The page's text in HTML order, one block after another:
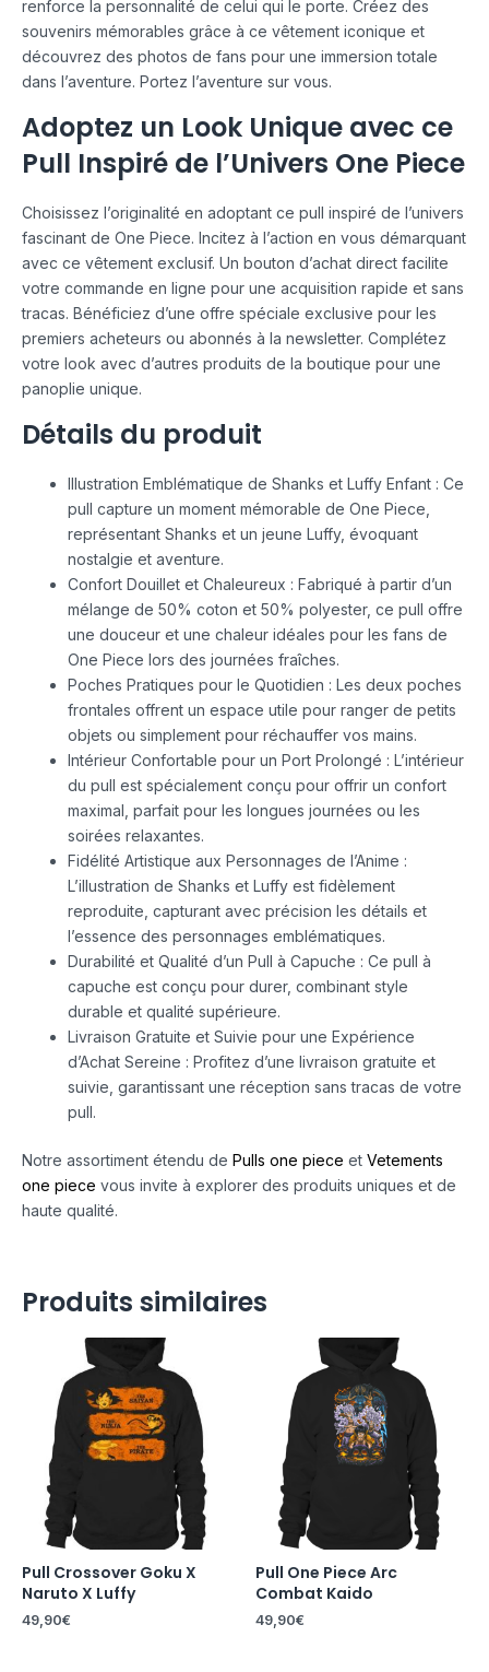
renforce la personnalité de celui qui le porte. Créez des
souvenirs mémorables grâce à ce vêtement iconique et
découvrez des photos de fans pour une immersion totale
dans l’aventure. Portez l’aventure sur vous.
Adoptez un Look Unique avec ce
Pull Inspiré de l’Univers One Piece
Choisissez l’originalité en adoptant ce pull inspiré de l’univers
fascinant de One Piece. Incitez à l’action en vous démarquant
avec ce vêtement exclusif. Un bouton d’achat direct facilite
votre commande en ligne pour une acquisition rapide et sans
tracas. Bénéficiez d’une offre spéciale exclusive pour les
premiers acheteurs ou abonnés à la newsletter. Complétez
votre look avec d’autres produits de la boutique pour une
panoplie unique.
Détails du produit
Illustration Emblématique de Shanks et Luffy Enfant : Ce
pull capture un moment mémorable de One Piece,
représentant Shanks et un jeune Luffy, évoquant
nostalgie et aventure.
Confort Douillet et Chaleureux : Fabriqué à partir d’un
mélange de 50% coton et 50% polyester, ce pull offre
une douceur et une chaleur idéales pour les fans de
One Piece lors des journées fraîches.
Poches Pratiques pour le Quotidien : Les deux poches
frontales offrent un espace utile pour ranger de petits
objets ou simplement pour réchauffer vos mains.
Intérieur Confortable pour un Port Prolongé : L’intérieur
du pull est spécialement conçu pour offrir un confort
maximal, parfait pour les longues journées ou les
soirées relaxantes.
Fidélité Artistique aux Personnages de l’Anime :
L’illustration de Shanks et Luffy est fidèlement
reproduite, capturant avec précision les détails et
l’essence des personnages emblématiques.
Durabilité et Qualité d’un Pull à Capuche : Ce pull à
capuche est conçu pour durer, combinant style
durable et qualité supérieure.
Livraison Gratuite et Suivie pour une Expérience
d’Achat Sereine : Profitez d’une livraison gratuite et
suivie, garantissant une réception sans tracas de votre
pull.
Notre assortiment étendu de Pulls one piece et Vetements
one piece vous invite à explorer des produits uniques et de
haute qualité.
Produits similaires
Pull Crossover Goku X
Naruto X Luffy
49,90€
Pull One Piece Arc
Combat Kaido
49,90€